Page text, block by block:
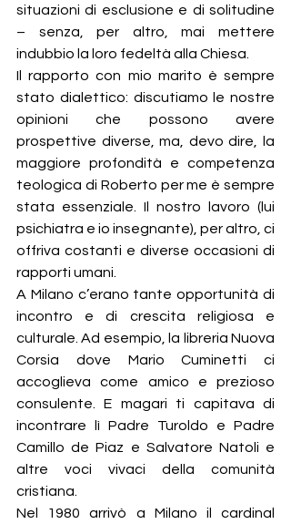
situazioni di esclusione e di solitudine
– senza, per altro, mai mettere
indubbio la loro fedeltà alla Chiesa.
Il rapporto con mio marito è sempre
stato dialettico: discutiamo le nostre
opinioni che possono avere
prospettive diverse, ma, devo dire, la
maggiore profondità e competenza
teologica di Roberto per me è sempre
stata essenziale. Il nostro lavoro (lui
psichiatra e io insegnante), per altro, ci
offriva costanti e diverse occasioni di
rapporti umani.
A Milano c’erano tante opportunità di
incontro e di crescita religiosa e
culturale. Ad esempio, la libreria Nuova
Corsia dove Mario Cuminetti ci
accoglieva come amico e prezioso
consulente. E magari ti capitava di
incontrare lì Padre Turoldo e Padre
Camillo de Piaz e Salvatore Natoli e
altre voci vivaci della comunità
cristiana.
Nel 1980 arrivò a Milano il cardinal